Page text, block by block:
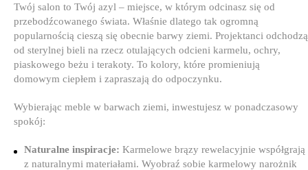
Twój salon to Twój azyl – miejsce, w którym odcinasz się od
przebodźcowanego świata. Właśnie dlatego tak ogromną
popularnością cieszą się obecnie barwy ziemi. Projektanci odchodzą
od sterylnej bieli na rzecz otulających odcieni karmelu, ochry,
piaskowego beżu i terakoty. To kolory, które promieniują
domowym ciepłem i zapraszają do odpoczynku.
Wybierając meble w barwach ziemi, inwestujesz w ponadczasowy
spokój:
Naturalne inspiracje: Karmelowe brązy rewelacyjnie współgrają
z naturalnymi materiałami. Wyobraź sobie karmelowy narożnik